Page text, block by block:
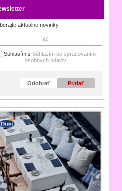
aktuálne novinky
Súhlasím s Súhlasím so spracovaním
osobných údajov
Odobrať Pridať